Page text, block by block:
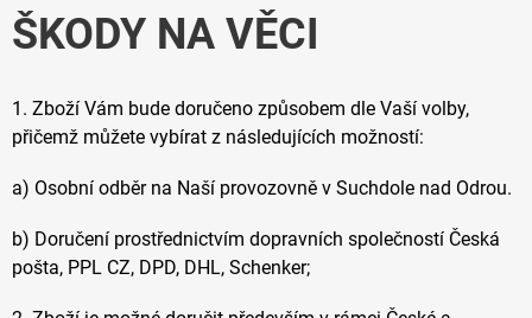
ŠKODY NA VĚCI
1. Zboží Vám bude doručeno způsobem dle Vaší volby,
přičemž můžete vybírat z následujících možností:
a) Osobní odběr na Naší provozovně v Suchdole nad Odrou.
b) Doručení prostřednictvím dopravních společností Česká
pošta, PPL CZ, DPD, DHL, Schenker;